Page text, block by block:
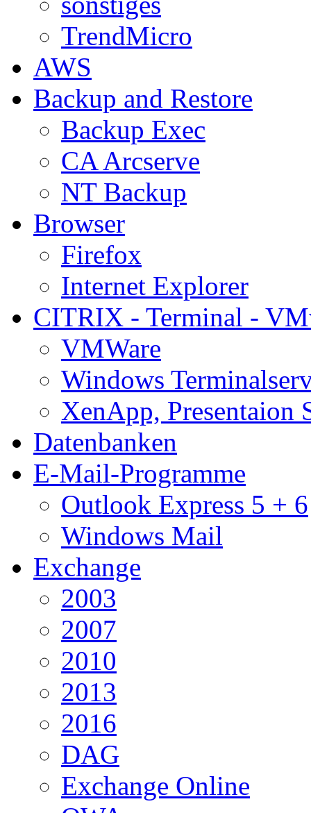
TrendMicro
AWS
Backup and Restore
Backup Exec
CA Arcserve
NT Backup
Browser
Firefox
Internet Explorer
CITRIX - Terminal -
VMWare
Windows
XenApp, Presentaion
Datenbanken
E-Mail-Programme
Outlook Express 5 + 6
Windows Mail
Exchange
2003
2007
2010
2013
2016
DAG
Exchange Online